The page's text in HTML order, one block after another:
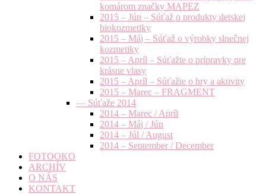
komárom značky MAPEZ
2015 – Jún – Súťaž o produkty detskej
biokozmetiky
2015 – Máj – Súťaž o výrobky slnečnej
kozmetiky
2015 – Apríl – Súťažte o prípravky pre
krásne vlasy
2015 – Apríl – Súťažte o hry a aktivity
2015 – Marec – FRAGMENT
— Súťaže 2014
2014 – Marec / Apríl
2014 – Máj / Jún
2014 – Júl / August
2014 – September / December
FOTOOKO
ARCHÍV
O NÁS
KONTAKT